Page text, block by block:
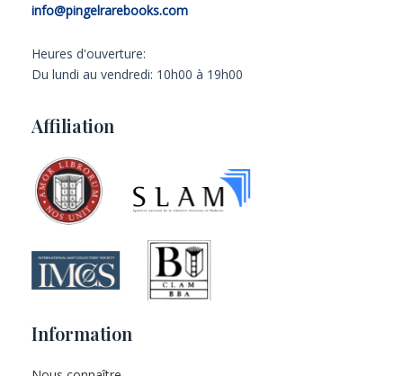
info@pingelrarebooks.com
Heures d'ouverture:
Du lundi au vendredi: 10h00 à 19h00
Affiliation
Information